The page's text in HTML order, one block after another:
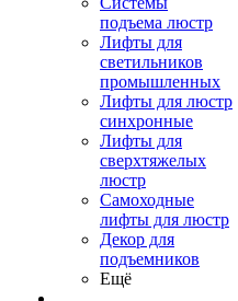
подъема люстр
Лифты для
светильников
промышленных
Лифты для люстр
синхронные
Лифты для
сверхтяжелых
люстр
Самоходные
лифты для люстр
Декор для
подъемников
Ещё